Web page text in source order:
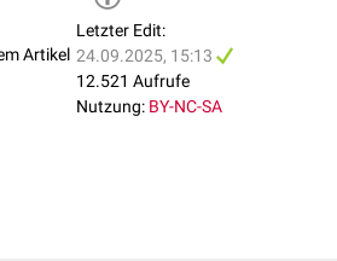
Artikel
Letzter Edit:
24.09.2025, 15:13
12.521 Aufrufe
Nutzung: BY-NC-SA